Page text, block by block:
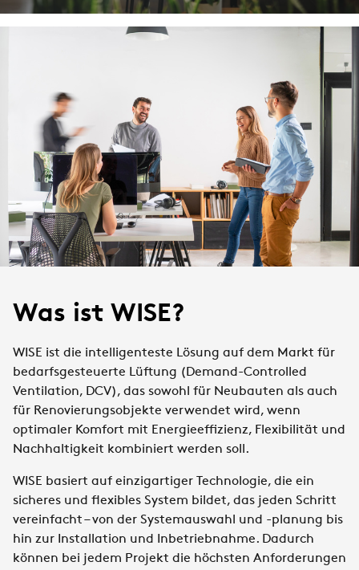
Was ist WISE?
WISE ist die intelligenteste Lösung auf dem Markt für
bedarfsgesteuerte Lüftung (Demand-Controlled
Ventilation, DCV), das sowohl für Neubauten als auch
für Renovierungsobjekte verwendet wird, wenn
optimaler Komfort mit Energieeffizienz, Flexibilität und
Nachhaltigkeit kombiniert werden soll. ​
​WISE basiert auf einzigartiger Technologie, die ein
sicheres und flexibles System bildet, das jeden Schritt
vereinfacht – von der Systemauswahl und -planung bis
hin zur Installation und Inbetriebnahme. Dadurch
können bei jedem Projekt die höchsten Anforderungen